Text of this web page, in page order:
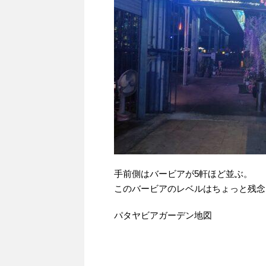
手前側はバービアが5軒ほど並ぶ。
このバービアのレベルはちょっと残
パタヤビアガーデン地図